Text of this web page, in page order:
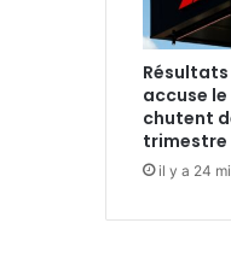
Résultats
accuse le
chutent
trimestre
il y a 24